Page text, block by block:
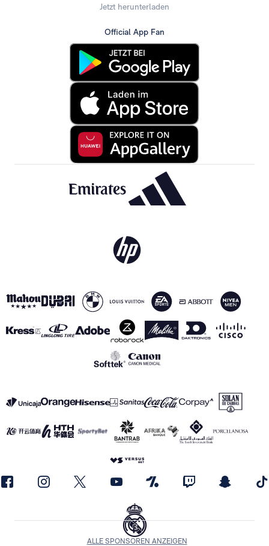
Jetzt herunterladen
Official App Fan
ALLE SPONSOREN ANZEIGEN